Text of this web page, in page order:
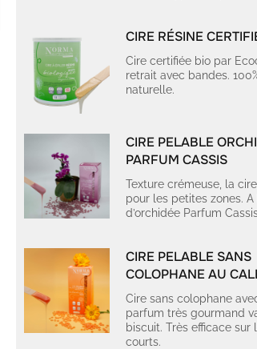
CIRE RÉSINE
Cire certifiée bio par
retrait avec bandes.
naturelle.
CIRE PELABLE
PARFUM CASSIS
Texture crémeuse, la
pour les petites zones. A
d’orchidée Parfum
CIRE PELABLE SANS
COLOPHANE AU
Cire sans colophane
parfum très gourmand
biscuit. Très efficace sur
courts.